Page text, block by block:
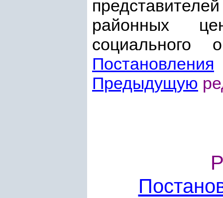
районных
социального
Постановления
Предыдущую